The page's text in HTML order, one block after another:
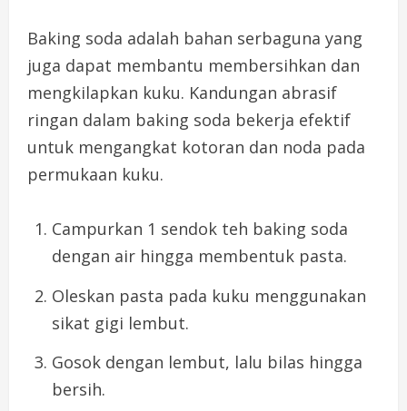
Baking soda adalah bahan serbaguna yang
juga dapat membantu membersihkan dan
mengkilapkan kuku. Kandungan abrasif
ringan dalam baking soda bekerja efektif
untuk mengangkat kotoran dan noda pada
permukaan kuku.
Campurkan 1 sendok teh baking soda
dengan air hingga membentuk pasta.
Oleskan pasta pada kuku menggunakan
sikat gigi lembut.
Gosok dengan lembut, lalu bilas hingga
bersih.